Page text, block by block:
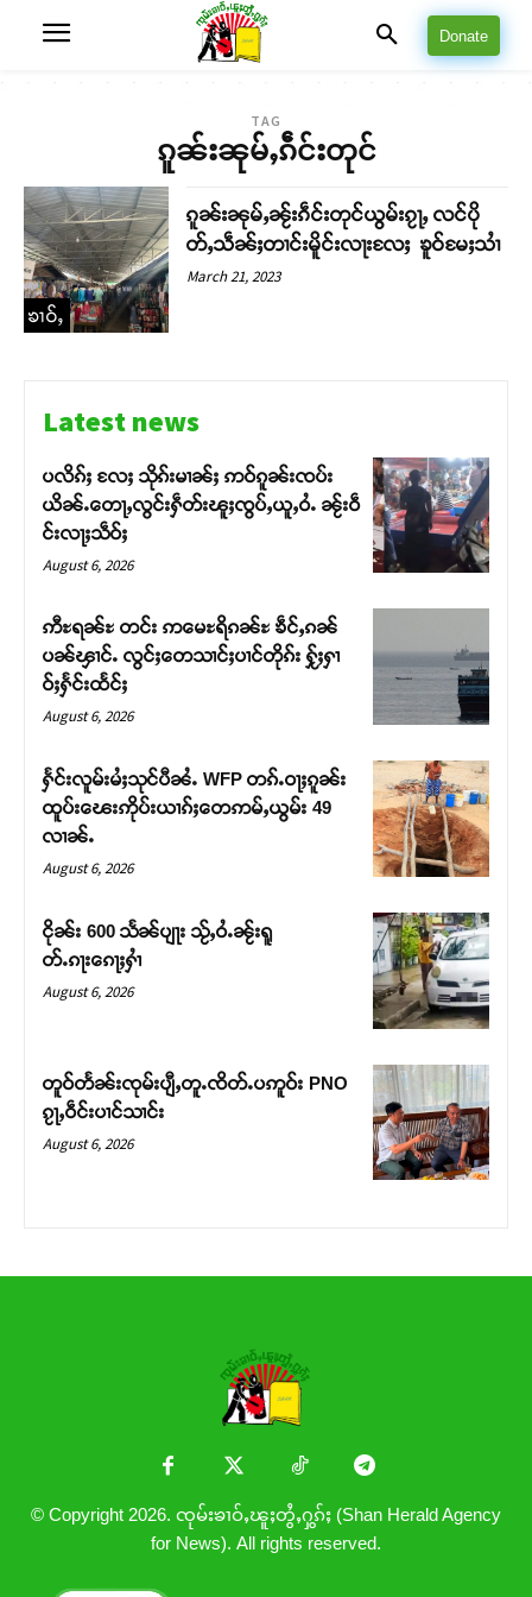
တႃႇႁႂ်ႈသဵင်ၵၢင်ၸႂ်ၵူၼ်းမိူင်း ၵူႈတီႈၵူႈလႅၼ်ပေႃးတေၸွ
တ်ႇ တူဝ်ႈလုမ်ႈၾႃႉၼၼ်ႉ ၶဝ်ႈႁူမ်ႈၵမ်ႉထႅမ် ၸုမ်းၶၢ
ဝ်ႇၽူႈတွႆႇႁွၵ်ႈ လႆႈယူႇၶႃႈဢေႃႈ။
Donate
TAG
ၵူၼ်းၼုမ်ႇၵဵင်းတုင်
ၶၢဝ်ႇ
ၵူၼ်းၼုမ်ႇၼႂ်းၵဵင်းတုင်ယွမ်းၵႂႃႇ လင်ပို
တ်ႇသဵၼ်ႈတၢင်းမိူင်းလႃးလႄႈ ၶူဝ်မႄႈသၢႆ
March 21, 2023
Latest news
ပလိၵ်ႈ လႄႈ သိုၵ်းမၢၼ်ႈ ဢဝ်ၵူၼ်းၸပ်း
ယိၼ်ႉတေႃႇလွင်းႁဵတ်းၽူႈၸွပ်ႇယူႇဝႆႉ ၼႂ်းဝဵ
င်းလႃႈသဵဝ်ႈ
August 6, 2026
ဢီႊရၼ်ႊ တင်း ဢမေႊရိၵၼ်ႊ ၶဵင်ႇၵၼ်
ပၼ်ၾၢင်ႉ လွင်ႈတေသၢင်ႈပၢင်တိုၵ်း ႁႂ်ႈႁၢ
ဝ်ႈႁႅင်းထႅင်ႈ
August 6, 2026
ႁႅင်းလူမ်းမႆႈသုင်ပီၼႆႉ WFP တၵ်ႉဝႃႈၵူၼ်း
ထူပ်းၽေးဢိုပ်းယၢၵ်ႈတေဢမ်ႇယွမ်း 49
လၢၼ်ႉ
August 6, 2026
ငိုၼ်း 600 သႅၼ်ပျႃး သႂ်ႇဝႆႉၼႂ်းရူ
တ်ႉၵႃးၵေႃႈႁၢႆ
August 6, 2026
တူဝ်တႅၼ်းၸုမ်းပျီႇတူႉၸိတ်ႉပဢူဝ်း PNO
ၵႂႃႇဝဵင်းပၢင်သၢင်း
August 6, 2026
© Copyright 2026. ၸုမ်းၶၢဝ်ႇၽူႈတွႆႇႁွၵ်ႈ (Shan Herald Agency
for News). All rights reserved.